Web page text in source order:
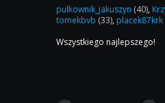
pulkownik_jakuszyn (40),
tomekbvb (33), placek87krk
Wszystkiego najlepszego!